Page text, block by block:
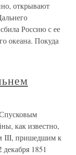
открывают
Россию с ее
океана. Покуда
как известно,
III, пришедшим к
1851